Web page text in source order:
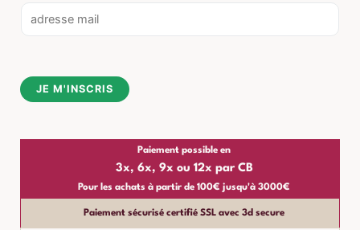
m
l
JE M'INSCRIS
Paiement possible en
3x, 6x, 9x ou 12x par CB
Pour les achats à partir de 100€ jusqu'à 3000€
Paiement sécurisé certifié SSL avec 3d secure